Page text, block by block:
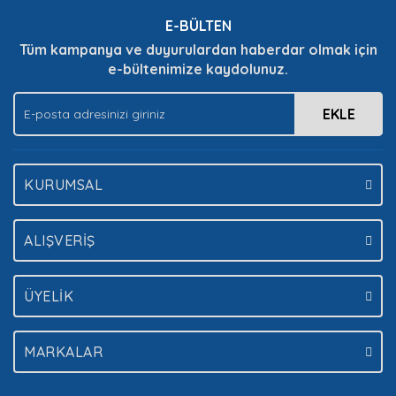
Gönder
E-BÜLTEN
Tüm kampanya ve duyurulardan haberdar olmak için
e-bültenimize kaydolunuz.
EKLE
KURUMSAL
ALIŞVERİŞ
ÜYELİK
MARKALAR